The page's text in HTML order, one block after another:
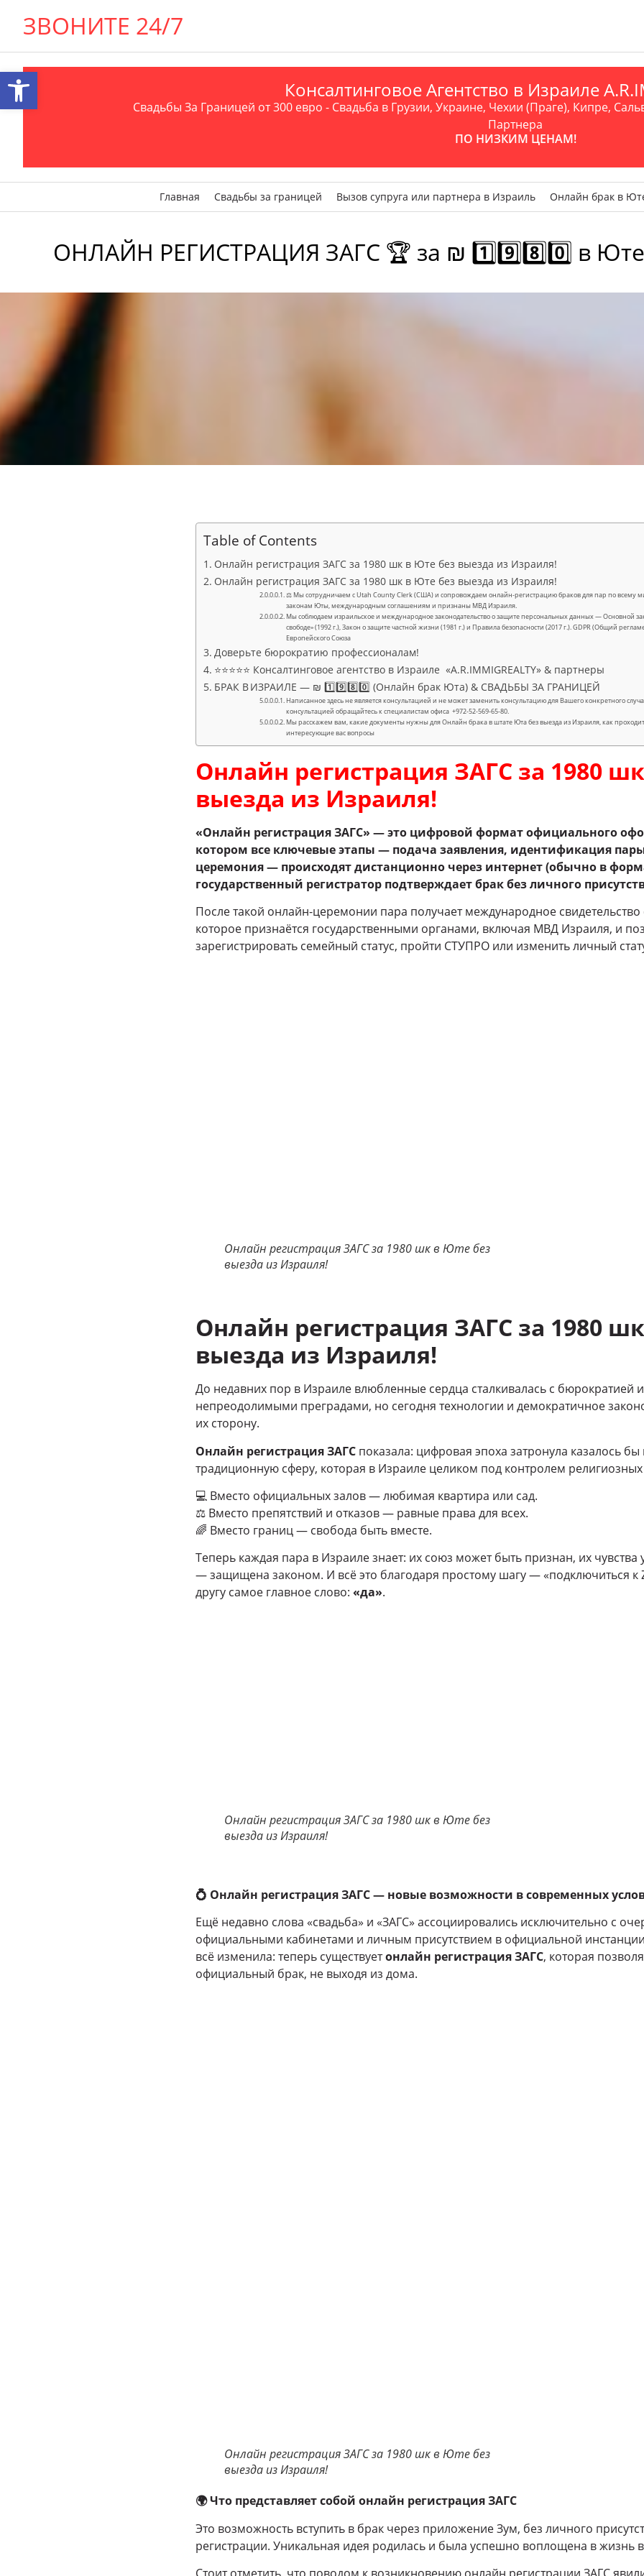
ЗВОНИТЕ 24/7
Консалтинговое Агентство в Израиле
Свадьбы За Границей от 300 евро - Свадьба в Грузии, Украине, Чехии (Праге), Кипре,
Партнера
ПО НИЗКИМ ЦЕНАМ!
Главная Свадьбы за границей Вызов супруга или партнера в Израиль Онлайн брак в
ОНЛАЙН РЕГИСТРАЦИЯ ЗАГС 🏆 за ₪ 1️⃣9️⃣8️⃣0️⃣ в Юте
Table of Contents
Онлайн регистрация ЗАГС за 1980 шк в Юте без выезда из Израиля!
Онлайн регистрация ЗАГС за 1980 шк в Юте без выезда из Израиля!
⚖ Мы сотрудничаем с Utah County Clerk (США) и сопровождаем онлайн-регистрацию браков для пар по всему
законам Юты, международным соглашениям и признаны МВД Израиля.
Мы соблюдаем израильское и международное законодательство о защите персональных данных — Основной
свободе» (1992 г.), Закон о защите частной жизни (1981 г.) и Правила безопасности (2017 г.). GDPR (Общий
Европейского Союза
Доверьте бюрократию профессионалам!
⭐⭐⭐⭐⭐ Консалтинговое агентство в Израиле «A.R.IMMIGREALTY» & партнеры
БРАК В ИЗРАИЛЕ — ₪ 1️⃣9️⃣8️⃣0️⃣ (Онлайн брак Юта) & СВАДЬБЫ ЗА ГРАНИЦЕЙ
Написанное здесь не является консультацией и не может заменить консультацию для Вашего конкретного
консультацией обращайтесь к специалистам офиса +972-52-569-65-80.
Мы расскажем вам, какие документы нужны для Онлайн брака в штате Юта без выезда из Израиля, как
интересующие вас вопросы
Онлайн регистрация ЗАГС за 1980
выезда из Израиля!
«Онлайн регистрация ЗАГС» — это цифровой формат официального
котором все ключевые этапы — подача заявления, идентификация
церемония — происходят дистанционно через интернет (обычно в
государственный регистратор подтверждает брак без личного
После такой онлайн-церемонии пара получает международное свидетельство
которое признаётся государственными органами, включая МВД Израиля, и
зарегистрировать семейный статус, пройти СТУПРО или изменить личный
Онлайн регистрация ЗАГС за 1980 шк в Юте без
выезда из Израиля!
Онлайн регистрация ЗАГС за 1980
выезда из Израиля!
До недавних пор в Израиле влюбленные сердца сталкивалась с бюрократией
непреодолимыми преградами, но сегодня технологии и демократичное
их сторону.
Онлайн регистрация ЗАГС показала: цифровая эпоха затронула казалось
традиционную сферу, которая в Израиле целиком под контролем
💻 Вместо официальных залов — любимая квартира или сад.
⚖️ Вместо препятствий и отказов — равные права для всех.
🌈 Вместо границ — свобода быть вместе.
Теперь каждая пара в Израиле знает: их союз может быть признан, их
— защищена законом. И всё это благодаря простому шагу — «подключиться к
другу самое главное слово: «да».
Онлайн регистрация ЗАГС за 1980 шк в Юте без
выезда из Израиля!
💍 Онлайн регистрация ЗАГС — новые возможности в современных
Ещё недавно слова «свадьба» и «ЗАГС» ассоциировались исключительно с
официальными кабинетами и личным присутствием в официальной
всё изменила: теперь существуетонлайн регистрация ЗАГС, которая
официальный брак, не выходя из дома.
Онлайн регистрация ЗАГС за 1980 шк в Юте без
выезда из Израиля!
🌍Что представляет собой онлайн регистрация ЗАГС
Это возможность вступить в брак через приложение Зум, без личного
регистрации. Уникальная идея родилась и была успешно воплощена в жизнь
Открыть панель инструментов